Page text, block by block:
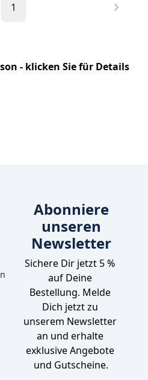
1
- klicken Sie für Details
Abonniere
unseren
Newsletter
Sichere Dir jetzt 5 %
auf Deine
Bestellung. Melde
Dich jetzt zu
unserem Newsletter
an und erhalte
exklusive Angebote
und Gutscheine.